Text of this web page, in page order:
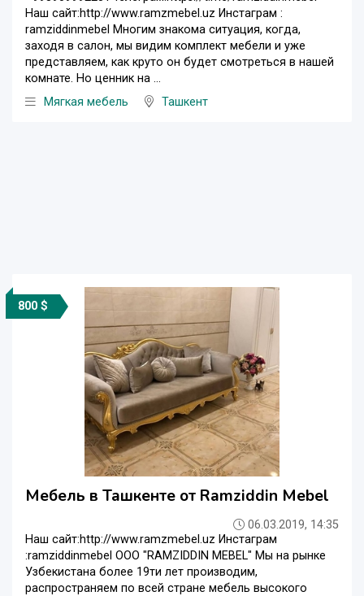
Наш сайт:http://www.ramzmebel.uz Инстаграм :
ramziddinmebel Многим знакома ситуация, когда,
заходя в салон, мы видим комплект мебели и уже
представляем, как круто он будет смотреться в нашей
комнате. Но ценник на ...
Мягкая мебель
Ташкент
800 $
Мебель в Ташкенте от Ramziddin Mebel
06.03.2019, 14:35
Наш сайт:http://www.ramzmebel.uz Инстаграм
:ramziddinmebel ООО "RAMZIDDIN MEBEL" Мы на рынке
Узбекистана более 19ти лет производим,
распространяем по всей стране мебель высокого